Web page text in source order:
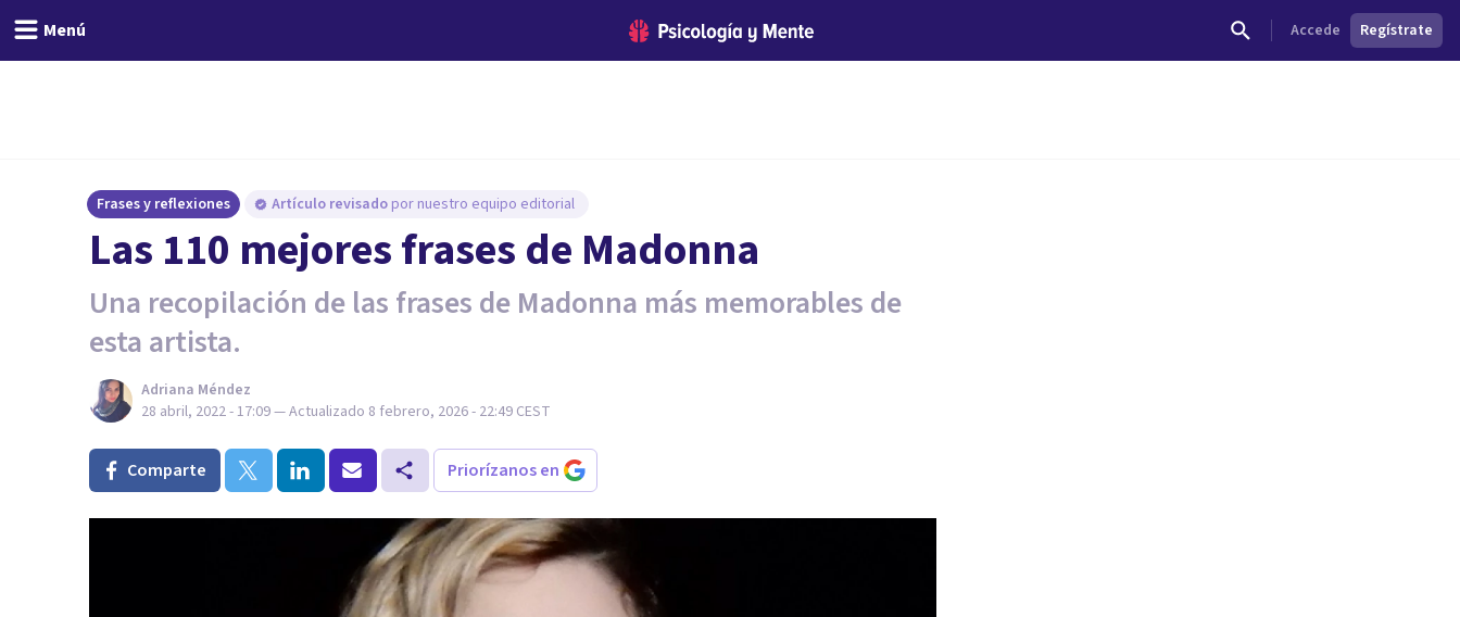
Menú Accede Regístrate
Frases y reflexiones Artículo revisado por nuestro equipo editorial
Las 110 mejores frases de Madonna
Una recopilación de las frases de Madonna más memorables de
esta artista.
Adriana Méndez
28 abril, 2022 - 17:09— Actualizado 8 febrero, 2026 - 22:49 CEST
Comparte Priorízanos en